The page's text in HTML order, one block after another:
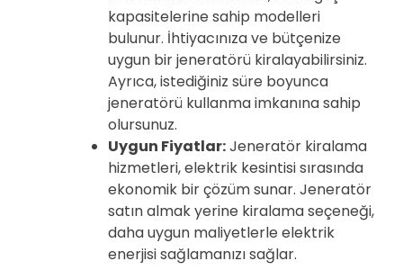
kapasitelerine sahip modelleri
bulunur. İhtiyacınıza ve bütçenize
uygun bir jeneratörü kiralayabilirsiniz.
Ayrıca, istediğiniz süre boyunca
jeneratörü kullanma imkanına sahip
olursunuz.
Uygun Fiyatlar:Jeneratör kiralama
hizmetleri, elektrik kesintisi sırasında
ekonomik bir çözüm sunar. Jeneratör
satın almak yerine kiralama seçeneği,
daha uygun maliyetlerle elektrik
enerjisi sağlamanızı sağlar.